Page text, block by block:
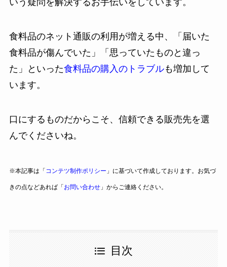
いう疑問を解決するお手伝いをしています。
食料品のネット通販の利用が増える中、「届いた
食料品が傷んでいた」「思っていたものと違っ
た」といった食料品の購入のトラブルも増加して
います。
口にするものだからこそ、信頼できる販売先を選
んでくださいね。
※本記事は「 コンテツ制作ポリシー 」に基づいて作成しております。お気づ
きの点などあれば「お問い合わせ」からご連絡ください。
目次